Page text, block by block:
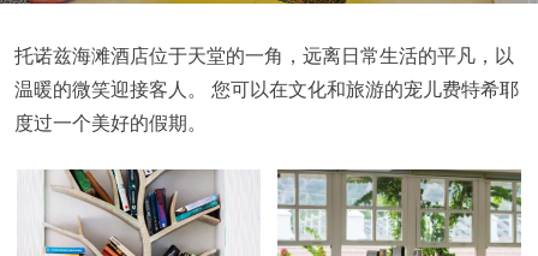
托诺兹海滩酒店位于天堂的一角，远离日常生活的平凡，以
温暖的微笑迎接客人。 您可以在文化和旅游的宠儿费特希耶
度过一个美好的假期。